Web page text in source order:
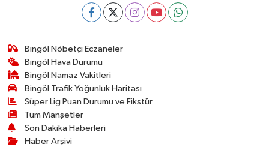
Bingöl Nöbetçi Eczaneler
Bingöl Hava Durumu
Bingöl Namaz Vakitleri
Bingöl Trafik Yoğunluk Haritası
Süper Lig Puan Durumu ve Fikstür
Tüm Manşetler
Son Dakika Haberleri
Haber Arşivi